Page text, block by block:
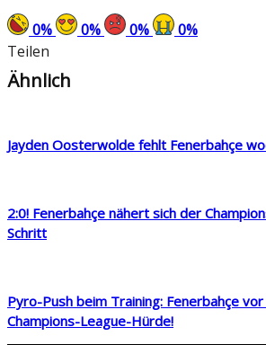
0% 0% 0% 0%
Teilen
Ähnlich
Jayden Oosterwolde fehlt Fenerbahçe
2:0! Fenerbahçe nähert sich der
Schritt
Pyro-Push beim Training: Fenerbahçe
Champions-League-Hürde!